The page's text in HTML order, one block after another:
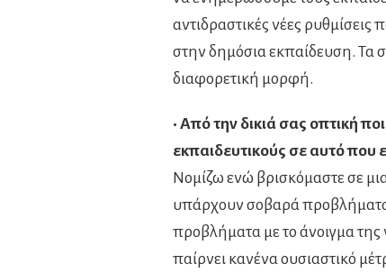
αντιδραστικές νέες
στην δημόσια εκπαίδευση. Τα
διαφορετική μορφή.
• Από την δικιά σας οπτική
εκπαιδευτικούς σε αυτό που
Νομίζω ενώ βρισκόμαστε σε
υπάρχουν σοβαρά προβλήματα
προβλήματα με το άνοιγμα της
παίρνει κανένα ουσιαστικό